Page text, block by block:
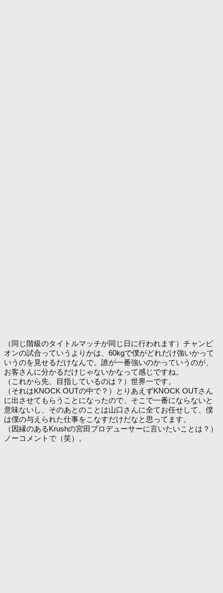
（同じ階級のタイトルマッチが同じ日に行われます）チャンピ
オンの試合っていうよりかは、60kgで僕がどれだけ強いかって
いうのを見せるだけなんで。誰が一番強いのかっていうのが、
お客さんに分かるだけじゃないかなって感じですね。
（これから先、目指しているのは？）世界一です。
（それはKNOCK OUTの中で？）とりあえずKNOCK OUTさん
に出させてもらうことになったので、そこで一番にならないと
意味ないし、そのあとのことは山口さんに全てお任せして、僕
は僕の与えられた仕事をこなすだけだなと思ってます。
（因縁のあるKrushの宮田プロデューサーに言いたいことは？）
ノーコメントで（笑）。